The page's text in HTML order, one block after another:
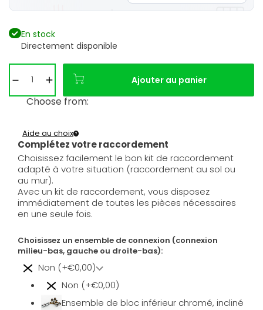
En stock
Directement disponible
Ajouter au panier
Choose from:
Complétez votre raccordement
Aide au choix
Choisissez facilement le bon kit de raccordement
adapté à votre situation (raccordement au sol ou
au mur).
Avec un kit de raccordement, vous disposez
immédiatement de toutes les pièces nécessaires
en une seule fois.
Choisissez un ensemble de connexion (connexion
milieu-bas, gauche ou droite-bas):
Non (+€0,00)
Non (+€0,00)
Ensemble de bloc inférieur chromé, incliné